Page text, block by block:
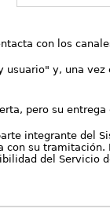
con los
y, una
pero su
integrante del
su
del